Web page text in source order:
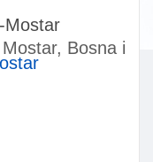
Mostar
Bosna i